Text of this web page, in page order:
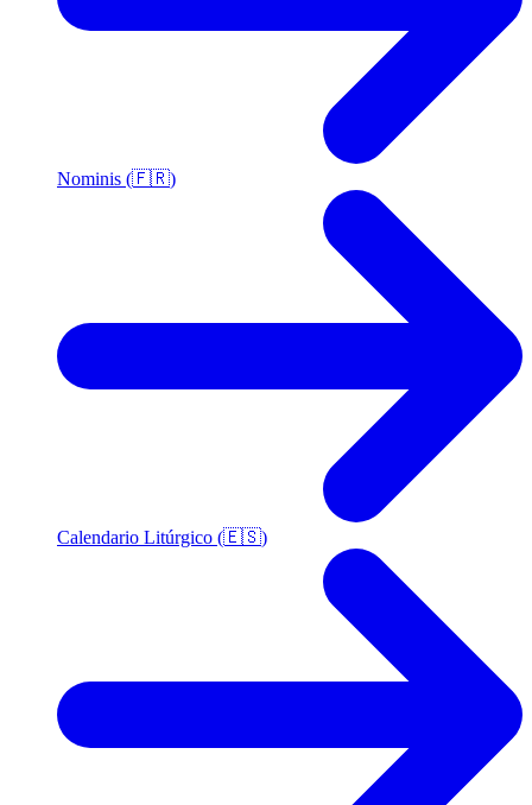
Nominis (🇫🇷)
Calendario Litúrgico (🇪🇸)